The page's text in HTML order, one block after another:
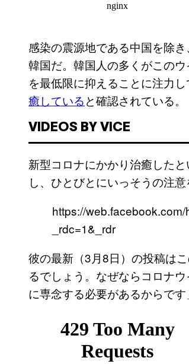
感染の震源地である中国を除
韓国だ。韓国人の多くがこの
を最低限に抑えることに注力
癒していると確認されている。
VIDEOS BY VICE
新型コロナにかかり治癒した
し、ひとびとにいっそうの注意
https://
_rdc=1&_rdr
彼の最新（3月8日）の投稿は
るでしょう。なぜならコロナ
に専念する必要があるからです